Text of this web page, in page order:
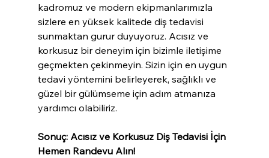
kadromuz ve modern ekipmanlarımızla
sizlere en yüksek kalitede diş tedavisi
sunmaktan gurur duyuyoruz. Acısız ve
korkusuz bir deneyim için bizimle iletişime
geçmekten çekinmeyin. Sizin için en uygun
tedavi yöntemini belirleyerek, sağlıklı ve
güzel bir gülümseme için adım atmanıza
yardımcı olabiliriz.
Sonuç: Acısız ve Korkusuz Diş Tedavisi İçin
Hemen Randevu Alın!